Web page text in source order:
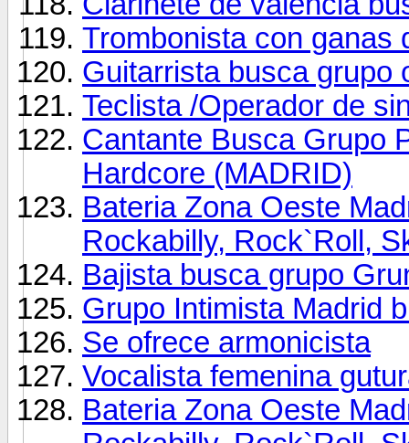
Trombonista con ganas
Guitarrista busca grupo
Teclista /Operador de
Cantante Busca Grupo
Hardcore (MADRID)
Bateria Zona Oeste
Rockabilly, Rock`Roll,
Bajista busca grupo
Grupo Intimista Madrid
Se ofrece armonicista
Vocalista femenina
Bateria Zona Oeste